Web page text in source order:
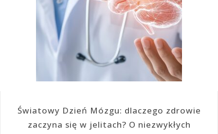
Światowy Dzień Mózgu: dlaczego zdrowie
zaczyna się w jelitach? O niezwykłych